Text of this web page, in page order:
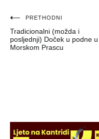
Navigacija
objava
PRETHODNI
Tradicionalni (možda i
posljednji) Doček u podne u
Morskom Prascu